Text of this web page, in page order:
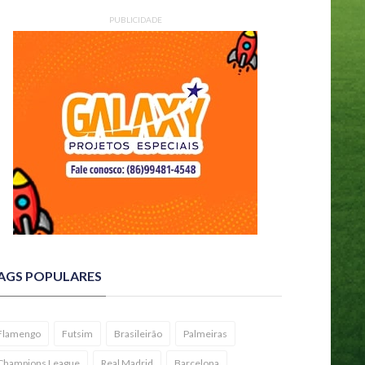
PUBLICIDADE
POPULARES
Futsim Brasileirão Palmeiras